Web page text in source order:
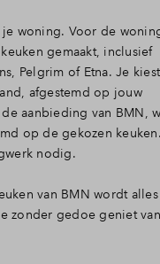
woning. Voor de
gemaakt, inclusief
Pelgrim of Etna. Je
afgestemd op jouw
aanbieding van BMN,
op de gekozen keuken.
nodig.
van BMN wordt
zonder gedoe geniet